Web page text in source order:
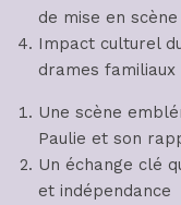
de mise en scène
Impact culturel
drames familiaux
Une scène
Paulie et son
Un échange clé
et indépendance